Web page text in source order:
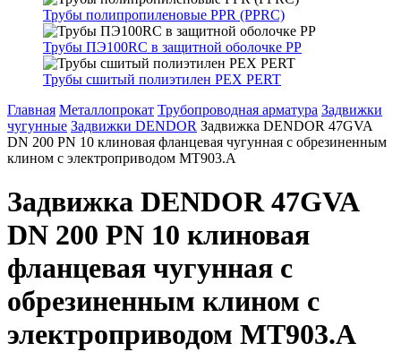
Трубы полипропиленовые PPR (PPRC)
Трубы ПЭ100RC в защитной оболочке PP
Трубы сшитый полиэтилен PEX PERT
Главная Металлопрокат Трубопроводная арматура Задвижки
чугунные Задвижки DENDOR Задвижка DENDOR 47GVA
DN 200 PN 10 клиновая фланцевая чугунная с обрезиненным
клином с электроприводом МТ903.А
Задвижка DENDOR 47GVA
DN 200 PN 10 клиновая
фланцевая чугунная с
обрезиненным клином с
электроприводом МТ903.А